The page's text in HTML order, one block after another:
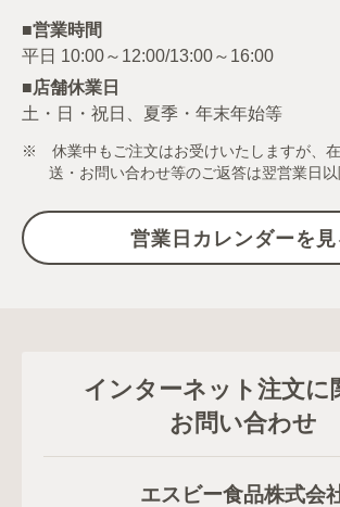
■営業時間
■店舗休業日
土・日・祝日、夏季・年末年始等
※ 休業中もご注文はお受けいたしますが、
送・お問い合わせ等のご返答は翌営業日以
営業日カレンダーを見
インターネット注文に
お問い合わせ
エスビー食品株式会